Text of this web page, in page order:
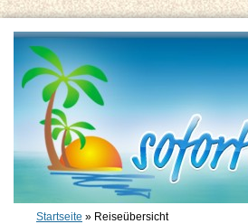
Startseite » Reiseübersicht